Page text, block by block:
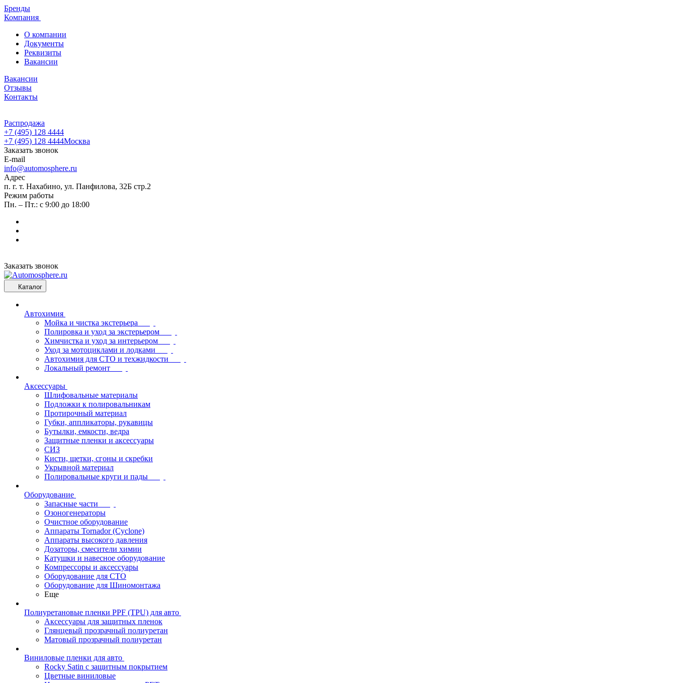
Бренды
Компания
О компании
Документы
Реквизиты
Вакансии
Вакансии
Отзывы
Контакты
Распродажа
+7 (495) 128 4444
+7 (495) 128 4444Москва
Заказать звонок
E-mail
info@automosphere.ru
Адрес
п. г. т. Нахабино, ул. Панфилова, 32Б стр.2
Режим работы
Пн. – Пт.: с 9:00 до 18:00
Заказать звонок
Каталог
Автохимия
Мойка и чистка экстерьера
Полировка и уход за экстерьером
Химчистка и уход за интерьером
Уход за мотоциклами и лодками
Автохимия для СТО и техжидкости
Локальный ремонт
Аксессуары
Шлифовальные материалы
Подложки к полировальникам
Протирочный материал
Губки, аппликаторы, рукавицы
Бутылки, емкости, ведра
Защитные пленки и аксессуары
СИЗ
Кисти, щетки, сгоны и скребки
Укрывной материал
Полировальные круги и пады
Оборудование
Запасные части
Озоногенераторы
Очистное оборудование
Аппараты Tornador (Cyclone)
Аппараты высокого давления
Дозаторы, смесители химии
Катушки и навесное оборудование
Компрессоры и аксессуары
Оборудование для СТО
Оборудование для Шиномонтажа
Еще
Полиуретановые пленки PPF (TPU) для авто
Аксессуары для защитных пленок
Глянцевый прозрачный полиуретан
Матовый прозрачный полиуретан
Виниловые пленки для авто
Rocky Satin с защитным покрытием
Цветные виниловые